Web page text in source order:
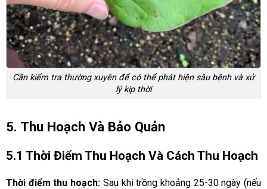
Cần kiểm tra thường xuyên để có thể phát hiện sâu bệnh và xử
lý kịp thời
5. Thu Hoạch Và Bảo Quản
5.1 Thời Điểm Thu Hoạch Và Cách Thu Hoạch
Thời điểm thu hoạch: Sau khi trồng khoảng 25-30 ngày (nếu